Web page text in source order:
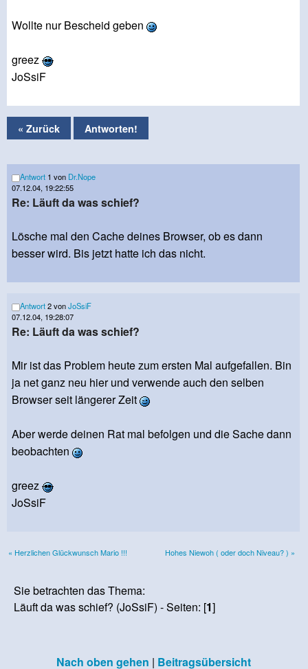
Wollte nur Bescheid geben
greez
JoSsiF
« Zurück Antworten!
Antwort 1 von Dr.Nope
07.12.04, 19:22:55
Re: Läuft da was schief?
Lösche mal den Cache deines Browser, ob es dann
besser wird. Bis jetzt hatte ich das nicht.
Antwort2 vonJoSsiF
07.12.04, 19:28:07
Re: Läuft da was schief?
Mir ist das Problem heute zum ersten Mal aufgefallen. Bin
ja net ganz neu hier und verwende auch den selben
Browser seit längerer Zeit
Aber werde deinen Rat mal befolgen und die Sache dann
beobachten
greez
JoSsiF
« Herzlichen Glückwunsch Mario !!! Hohes Niewoh ( oder doch Niveau? ) »
Sie betrachten das Thema:
Läuft da was schief? (JoSsiF) - Seiten: [1]
Nach oben gehen | Beitragsübersicht